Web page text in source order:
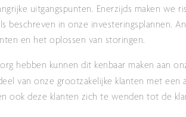
uitgangspunten. Enerzijds maken
beschreven in onze investeringsplannen.
en het oplossen van storingen.
hebben kunnen dit kenbaar maken aan
van onze grootzakelijke klanten met
ook deze klanten zich te wenden tot de